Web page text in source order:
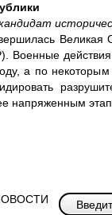
Великая
Военные действия
а по
напряженным